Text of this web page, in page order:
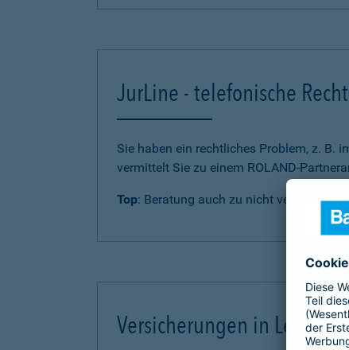
JurLine - telefonische
Sie haben ein rechtliches Problem, z. B.
vermittelt Sie zu einem ROLAND-
Top: Beratung auch zu nicht versicherten
Versicherungen in Leichter